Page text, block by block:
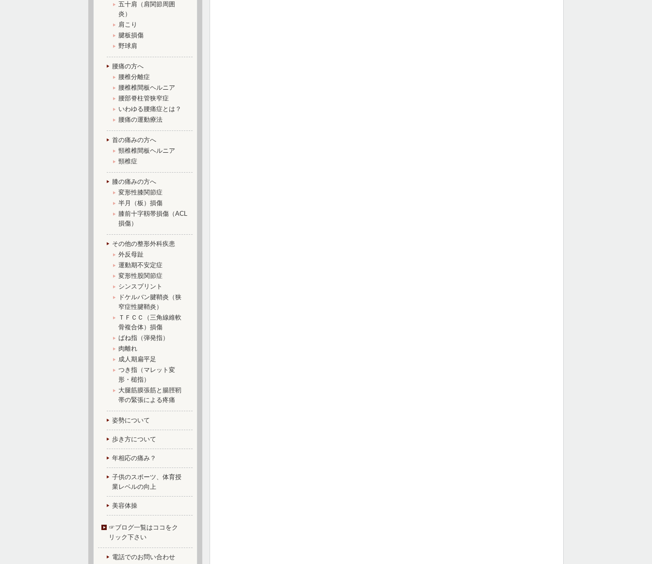
五十肩（肩関節周囲
炎）
肩こり
腱板損傷
野球肩
腰痛の方へ
腰椎分離症
腰椎椎間板ヘルニア
腰部脊柱管狭窄症
いわゆる腰痛症とは？
腰痛の運動療法
首の痛みの方へ
頸椎椎間板ヘルニア
頸椎症
膝の痛みの方へ
変形性膝関節症
半月（板）損傷
膝前十字靱帯損傷（ACL
損傷）
その他の整形外科疾患
外反母趾
運動期不安定症
変形性股関節症
シンスプリント
ドケルバン腱鞘炎（狭
窄症性腱鞘炎）
ＴＦＣＣ（三角線維軟
骨複合体）損傷
ばね指（弾発指）
肉離れ
成人期扁平足
つき指（マレット変
形・槌指）
大腿筋膜張筋と腸脛靭
帯の緊張による疼痛
姿勢について
歩き方について
年相応の痛み？
子供のスポーツ、体育授
業レベルの向上
美容体操
☞ブログ一覧はココをク
リック下さい
電話でのお問い合わせ